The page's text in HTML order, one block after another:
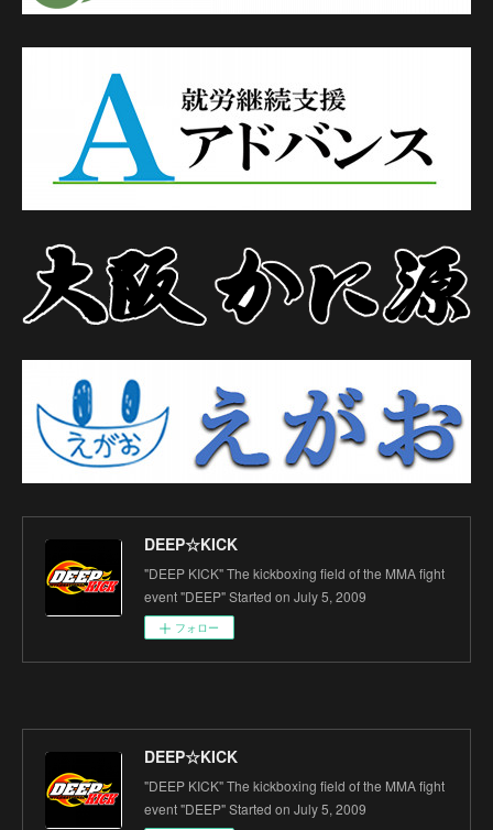
DEEP☆KICK
"DEEP KICK" The kickboxing field of the MMA fight
event "DEEP" Started on July 5, 2009
フォロー
DEEP☆KICK
"DEEP KICK" The kickboxing field of the MMA fight
event "DEEP" Started on July 5, 2009